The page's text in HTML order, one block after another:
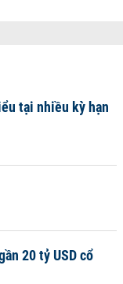
tại nhiều kỳ hạn
20 tỷ USD cổ